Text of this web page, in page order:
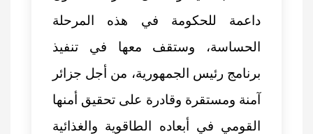
داعمة للحكومة في هذه المرحلة
الحساسة، وستقف معها في تنفيذ
برنامج رئيس الجمهورية، من أجل جزائر
آمنة ومستقرة وقادرة على تحقيق أمنها
القومي في أبعاده الطاقوية والغذائية